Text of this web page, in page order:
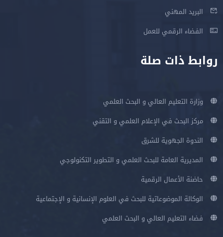
البريد المهني
الفضاء الرقمي للعمل
روابط ذات صلة
وزارة التعليم العالي و البحث العلمي
مركز البحث في الإعلام العلمي و التقني
الندوة الجهوية للشرق
المديرية العامة للبحث العلمي و التطوير التكنولوجي
حاضنة الأعمال الرقمية
الوكالة الموضوعاتية للبحث في العلوم الإنسانية و الإجتماعية
فضاء التعليم العالي و البحث العلمي